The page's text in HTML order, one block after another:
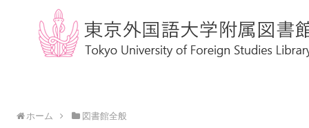
ホーム 図書館全般